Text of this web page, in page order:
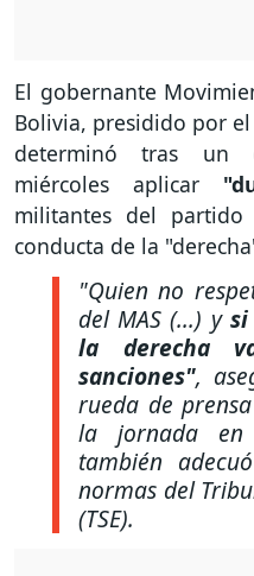
El gobernante
Bolivia, presidido por
determinó tras un
miércoles aplicar
militantes del
conducta de la
"Quien no
del MAS (...) ysi
la derecha
sanciones",
rueda de
la jornada
también
normas del
(TSE).